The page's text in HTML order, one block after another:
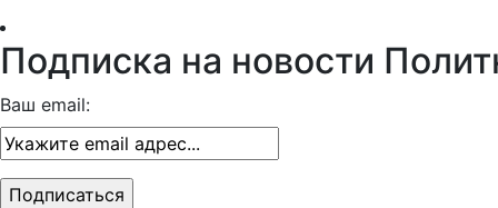
Подписка на новости
Ваш email: